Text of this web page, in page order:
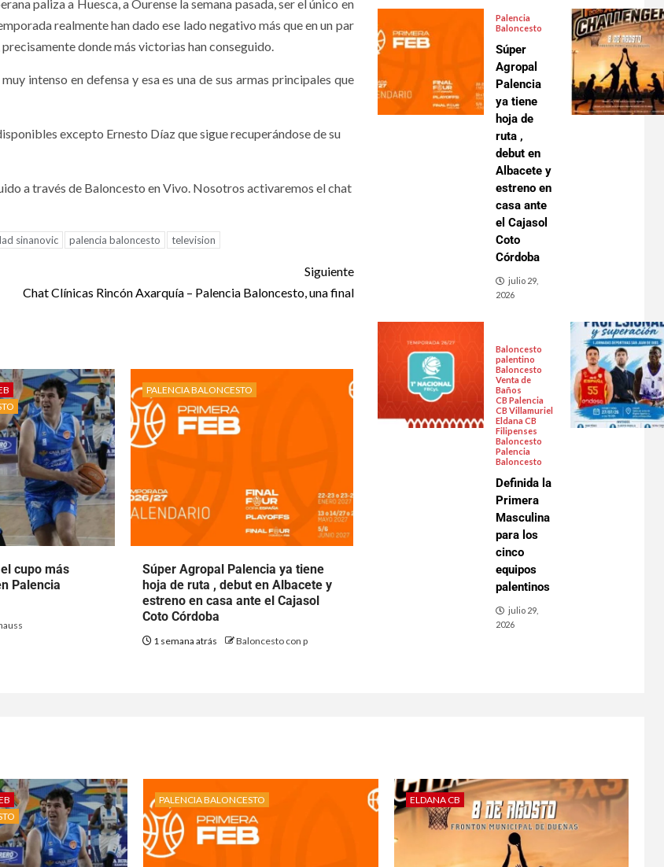
paliza a Huesca, a Ourense la semana pasada, ser el único en
realmente han dado ese lado negativo más que en un par
donde más victorias han conseguido.
intenso en defensa y esa es una de sus armas principales que
excepto Ernesto Díaz que sigue recuperándose de su
a través de Baloncesto en Vivo. Nosotros activaremos el chat
sinanovic palencia baloncesto television
Siguiente
Chat Clínicas Rincón Axarquía – Palencia Baloncesto, una final
cupo más
Palencia
PALENCIA BALONCESTO
Súper Agropal Palencia ya tiene
hoja de ruta , debut en Albacete y
estreno en casa ante el Cajasol
Coto Córdoba
1 semana atrás Baloncesto con p
Palencia
Baloncesto
Súper
Agropal
Palencia
ya tiene
hoja de
ruta ,
debut en
Albacete y
estreno en
casa ante
el Cajasol
Coto
Córdoba
julio 29,
2026
Baloncesto
palentino
Baloncesto
Venta de
Baños
CB Palencia
CB Villamuriel
Eldana CB
Filipenses
Baloncesto
Palencia
Baloncesto
Definida la
Primera
Masculina
para los
cinco
equipos
palentinos
julio 29,
2026
PALENCIA BALONCESTO ELDANA CB